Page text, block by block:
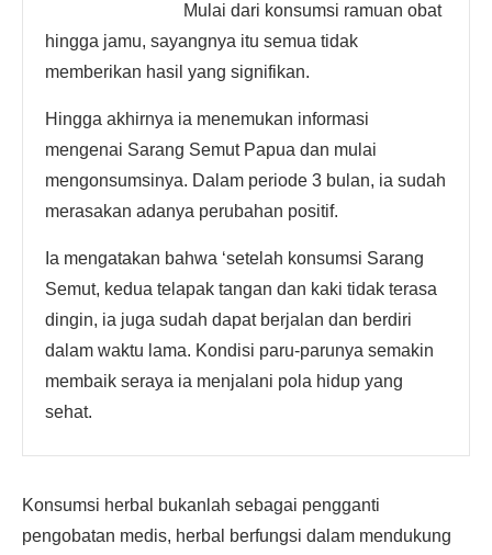
Mulai dari konsumsi ramuan obat
hingga jamu, sayangnya itu semua tidak
memberikan hasil yang signifikan.
Hingga akhirnya ia menemukan informasi
mengenai Sarang Semut Papua dan mulai
mengonsumsinya. Dalam periode 3 bulan, ia sudah
merasakan adanya perubahan positif.
Ia mengatakan bahwa ‘setelah konsumsi Sarang
Semut, kedua telapak tangan dan kaki tidak terasa
dingin, ia juga sudah dapat berjalan dan berdiri
dalam waktu lama. Kondisi paru-parunya semakin
membaik seraya ia menjalani pola hidup yang
sehat.
Konsumsi herbal bukanlah sebagai pengganti
pengobatan medis, herbal berfungsi dalam mendukung